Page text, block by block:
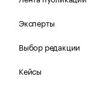
Эксперты
Выбор редакции
Кейсы